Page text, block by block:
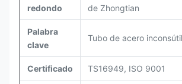
redondo
de Zhongtian
Palabra
clave
Tubo de acero inconsútil
Certificado TS16949, ISO 9001